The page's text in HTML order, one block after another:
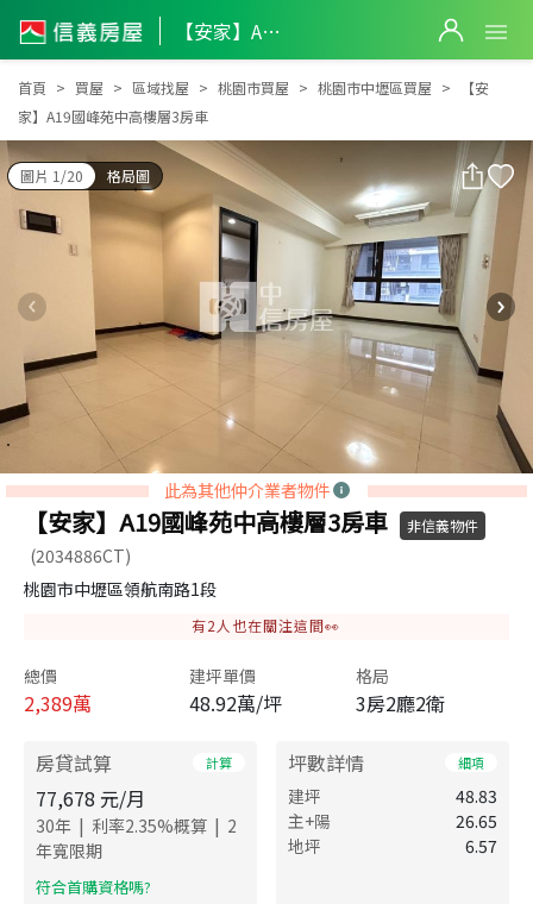
【安家】A19國峰苑中高樓層3房車
【安家】A19國峰苑中高樓層3房車
首頁 買屋 區域找屋 桃園市買屋 桃園市中壢區買屋
【安
家】A19國峰苑中高樓層3房車
圖片 1/20 格局圖
此為其他仲介業者物件
【安家】A19國峰苑中高樓層3房車 非信義物件
(2034886CT)
桃園市中壢區領航南路1段
有2 人也在關注這間👀
總價
2,389萬
建坪單價
48.92萬/坪
格局
3房2廳2衛
房貸試算 計算
77,678 元/月
30年 | 利率2.35%概算 | 2
年寬限期
​符合首購資格嗎?
坪數詳情 細項
建坪
48.83
主+陽
26.65
地坪
6.57